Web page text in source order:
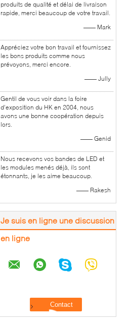
produits de qualité et délai de livraison
rapide, merci beaucoup de votre travail.
—— Mark
Appréciez votre bon travail et fournissez
les bons produits comme nous
prévoyons, merci encore.
—— Jully
Gentil de vous voir dans la foire
d'exposition du HK en 2004, nous
avons une bonne coopération depuis
lors.
—— Genid
Nous recevons vos bandes de LED et
les modules menés déjà, ils sont
étonnants, je les aime beaucoup.
—— Rakesh
Je suis en ligne une discussion
en ligne